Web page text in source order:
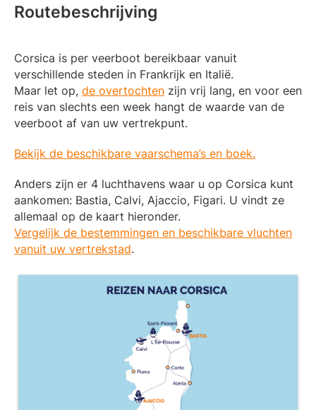
Routebeschrijving
Corsica is per veerboot bereikbaar vanuit
verschillende steden in Frankrijk en Italië.
Maar let op, de overtochten zijn vrij lang, en voor een
reis van slechts een week hangt de waarde van de
veerboot af van uw vertrekpunt.
Bekijk de beschikbare vaarschema’s en boek.
Anders zijn er 4 luchthavens waar u op Corsica kunt
aankomen: Bastia, Calvi, Ajaccio, Figari. U vindt ze
allemaal op de kaart hieronder.
Vergelijk de bestemmingen en beschikbare vluchten
vanuit uw vertrekstad.